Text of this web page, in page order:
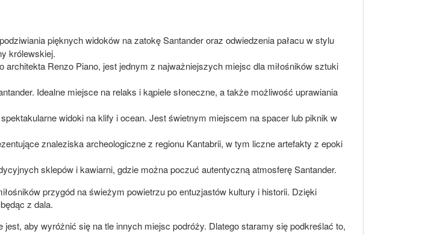
pięknych widoków na zatokę Santander oraz odwiedzenia pałacu w stylu
królewskiej.
Renzo Piano, jest jednym z najważniejszych miejsc dla miłośników sztuki
Idealne miejsce na relaks i kąpiele słoneczne, a także możliwość uprawiania
widoki na klify i ocean. Jest świetnym miejscem na spacer lub piknik w
znaleziska archeologiczne z regionu Kantabrii, w tym liczne artefakty z epoki
sklepów i kawiarni, gdzie można poczuć autentyczną atmosferę Santander.
przygód na świeżym powietrzu po entuzjastów kultury i historii. Dzięki
z dala.
aby wyróżnić się na tle innych miejsc podróży. Dlatego staramy się podkreślać to,